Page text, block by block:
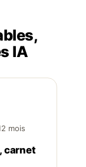
IA
mois
carnet